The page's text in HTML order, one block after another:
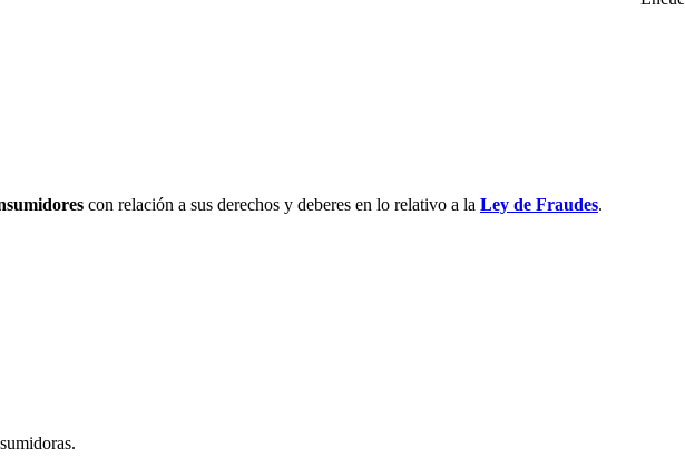
con relación a sus derechos y deberes en lo relativo a la Ley de Fraudes.